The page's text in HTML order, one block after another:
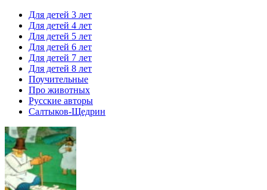
Для детей 3 лет
Для детей 4 лет
Для детей 5 лет
Для детей 6 лет
Для детей 7 лет
Для детей 8 лет
Поучительные
Про животных
Русские авторы
Салтыков-Щедрин